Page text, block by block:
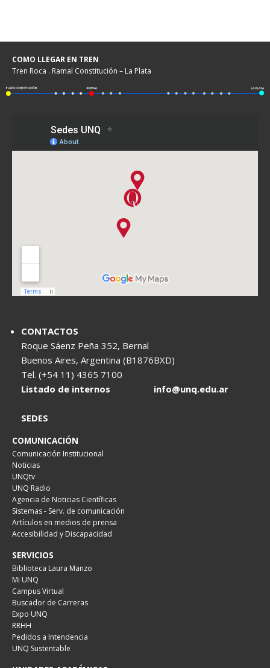
COMO LLEGAR EN TREN
Tren Roca . Ramal Constitución – La Plata
CONTACTOS
Roque Sáenz Peña 352, Bernal
Buenos Aires, Argentina (B1876BXD)
Tel. (+54 11) 4365 7100
Listado de internos
info@unq.edu.ar
SEDES
COMUNICACIÓN
Comunicación Institucional
Noticias
UNQtv
UNQ Radio
Agencia de Noticias Científicas
Sistemas - Serv. de comunicación
Artículos en medios de prensa
Accesibilidad y Discapacidad
SERVICIOS
Biblioteca Laura Manzo
Mi UNQ
Campus Virtual
Buscador de Carreras
Expo UNQ
RRHH
Pedidos a Intendencia
UNQ Sustentable